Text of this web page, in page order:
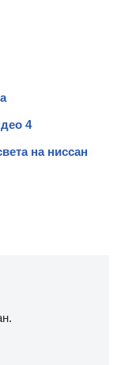
4
на ниссан